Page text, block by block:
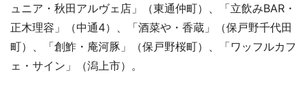
ュニア・秋田アルヴェ店」（東通仲町）、「立飲みBAR・
正木理容」（中通4）、「酒菜や・香蔵」（保戸野千代田
町）、「創鮓・庵河豚」（保戸野桜町）、「ワッフルカフ
ェ・サイン」（潟上市）。